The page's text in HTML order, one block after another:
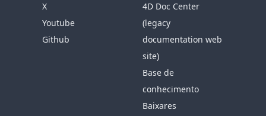
X
Youtube
Github
4D Doc Center
(legacy
documentation web
site)
Base de
conhecimento
Baixares